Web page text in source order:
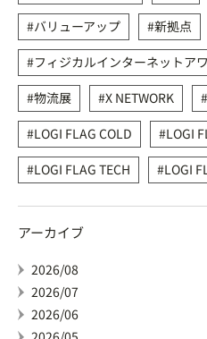
バリューアップ
新拠点
フィジカルインターネットア
物流展
X NETWORK
LOGI FLAG COLD
LOGI
LOGI FLAG TECH
LOGI
アーカイブ
2026/08
2026/07
2026/06